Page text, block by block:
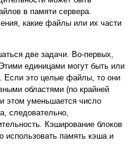
в памяти сервера.
какие файлы или их части
две задачи. Во-первых,
единицами могут быть или
Если это целые файлы, то они
областями (по крайней
этом уменьшается число
следовательно,
Кэширование блоков
использовать память кэша и